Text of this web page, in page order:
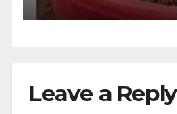
Leave a Reply